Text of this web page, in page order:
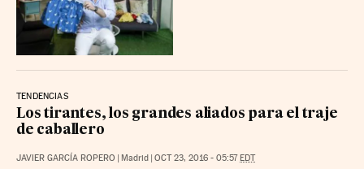
TENDENCIAS
Los tirantes, los grandes aliados para el traje
de caballero
JAVIER GARCÍA ROPERO | Madrid | OCT 23, 2016 - 05:57EDT